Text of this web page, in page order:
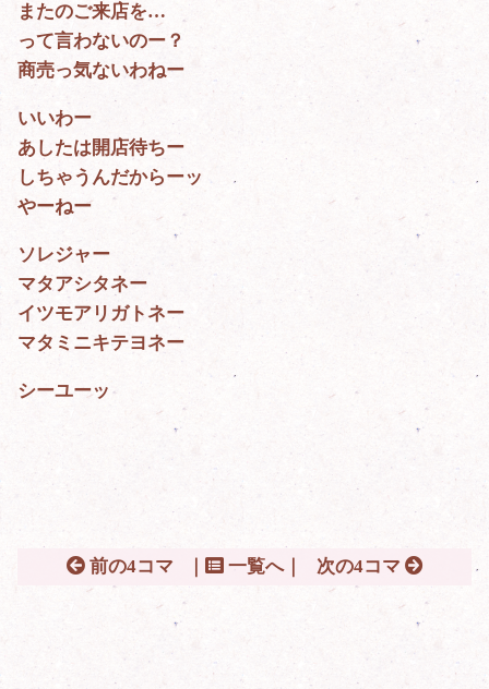
またのご来店を…
って言わないのー？
商売っ気ないわねー
いいわー
あしたは開店待ちー
しちゃうんだからーッ
やーねー
ソレジャー
マタアシタネー
イツモアリガトネー
マタミニキテヨネー
シーユーッ
前の4コマ 一覧へ｜ 次の4コマ